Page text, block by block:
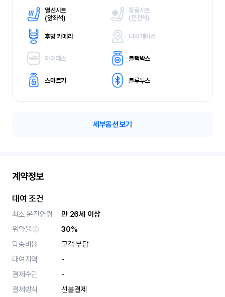
열선시트
(앞좌석)
통풍시트
(운전석)
후방 카메라 내비게이션
하이패스 블랙박스
스마트키 블루투스
세부옵션 보기
계약정보
대여 조건
최소 운전연령
만 26세 이상
위약율
30%
탁송비용
고객 부담
대여지역
-
결제수단
-
결제방식
선불결제